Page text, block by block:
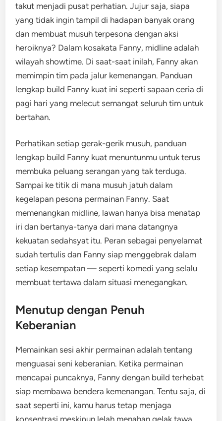
takut menjadi pusat perhatian. Jujur saja, siapa
yang tidak ingin tampil di hadapan banyak orang
dan membuat musuh terpesona dengan aksi
heroiknya? Dalam kosakata Fanny, midline adalah
wilayah showtime. Di saat-saat inilah, Fanny akan
memimpin tim pada jalur kemenangan. Panduan
lengkap build Fanny kuat ini seperti sapaan ceria di
pagi hari yang melecut semangat seluruh tim untuk
bertahan.
Perhatikan setiap gerak-gerik musuh, panduan
lengkap build Fanny kuat menuntunmu untuk terus
membuka peluang serangan yang tak terduga.
Sampai ke titik di mana musuh jatuh dalam
kegelapan pesona permainan Fanny. Saat
memenangkan midline, lawan hanya bisa menatap
iri dan bertanya-tanya dari mana datangnya
kekuatan sedahsyat itu. Peran sebagai penyelamat
sudah tertulis dan Fanny siap menggebrak dalam
setiap kesempatan — seperti komedi yang selalu
membuat tertawa dalam situasi menegangkan.
Menutup dengan Penuh
Keberanian
Memainkan sesi akhir permainan adalah tentang
menguasai seni keberanian. Ketika permainan
mencapai puncaknya, Fanny dengan build terhebat
siap membawa bendera kemenangan. Tentu saja, di
saat seperti ini, kamu harus tetap menjaga
konsentrasi meskipun lelah menahan gelak tawa.